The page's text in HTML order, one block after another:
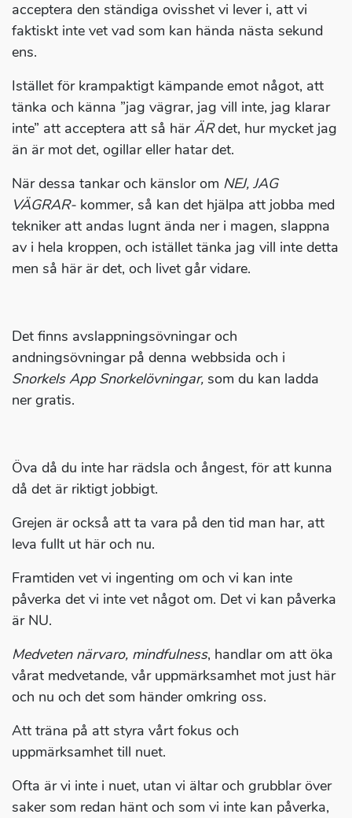
acceptera den ständiga ovisshet vi lever i, att vi
faktiskt inte vet vad som kan hända nästa sekund
ens.
Istället för krampaktigt kämpande emot något, att
tänka och känna ”jag vägrar, jag vill inte, jag klarar
inte” att acceptera att så härÄRdet, hur mycket jag
än är mot det, ogillar eller hatar det.
När dessa tankar och känslor om NEJ, JAG
VÄGRAR- kommer, så kan det hjälpa att jobba med
tekniker att andas lugnt ända ner i magen, slappna
av i hela kroppen, och istället tänka jag vill inte detta
men så här är det, och livet går vidare.
Det finns avslappningsövningar och
andningsövningar på denna webbsida och i
Snorkels App Snorkelövningar, som du kan ladda
ner gratis.
Öva då du inte har rädsla och ångest, för att kunna
då det är riktigt jobbigt.
Grejen är också att ta vara på den tid man har, att
leva fullt ut här och nu.
Framtiden vet vi ingenting om och vi kan inte
påverka det vi inte vet något om. Det vi kan påverka
är NU.
Medveten närvaro, mindfulness, handlar om att öka
vårat medvetande, vår uppmärksamhet mot just här
och nu och det som händer omkring oss.
Att träna på att styra vårt fokus och
uppmärksamhet till nuet.
Ofta är vi inte i nuet, utan vi ältar och grubblar över
saker som redan hänt och som vi inte kan påverka,